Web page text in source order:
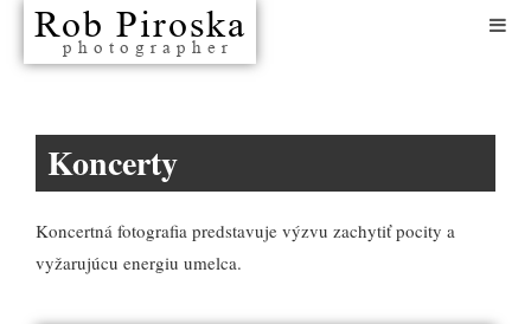
Koncerty
Koncertná fotografia predstavuje výzvu zachytiť pocity a
vyžarujúcu energiu umelca.